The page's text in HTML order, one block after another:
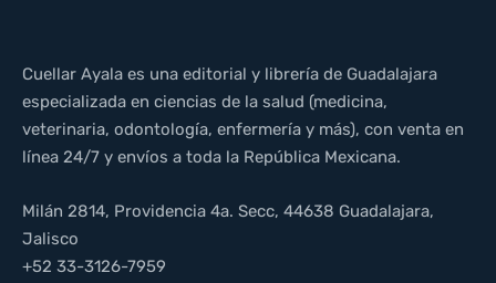
Cuellar Ayala es una editorial y librería de Guadalajara
especializada en ciencias de la salud (medicina,
veterinaria, odontología, enfermería y más), con venta en
línea 24/7 y envíos a toda la República Mexicana.
Milán 2814, Providencia 4a. Secc, 44638 Guadalajara,
Jalisco
+52 33-3126-7959